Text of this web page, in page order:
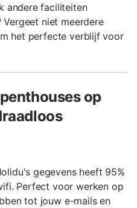
andere faciliteiten
niet meerdere
het perfecte verblijf voor
op
gegevens heeft 95%
Perfect voor werken op
tot jouw e-mails en